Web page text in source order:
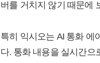
버를 거치지 않기 때문에
특히 익시오는 AI 통화 에
다. 통화 내용을 실시간으